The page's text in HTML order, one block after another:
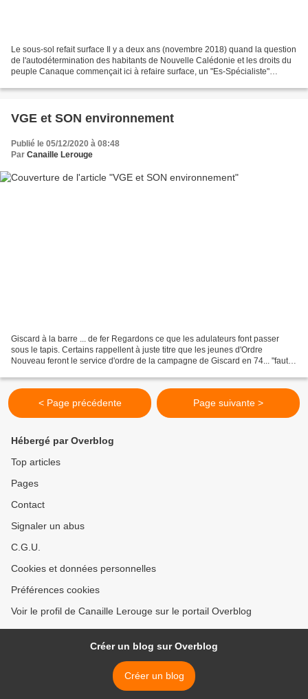
Le sous-sol refait surface Il y a deux ans (novembre 2018) quand la question
de l'autodétermination des habitants de Nouvelle Calédonie et les droits du
peuple Canaque commençait ici à refaire surface, un "Es-Spécialiste"
VGE et SON environnement
Publié le 05/12/2020 à 08:48
Par Canaille Lerouge
Giscard à la barre ... de fer Regardons ce que les adulateurs font passer
sous le tapis. Certains rappellent à juste titre que les jeunes d'Ordre
Nouveau feront le service d'ordre de la campagne de Giscard en 74... "faut
< Page précédente Page suivante >
Hébergé par Overblog
Top articles
Pages
Contact
Signaler un abus
C.G.U.
Cookies et données personnelles
Préférences cookies
Voir le profil de Canaille Lerouge sur le portail Overblog
Créer un blog sur Overblog
Créer un blog